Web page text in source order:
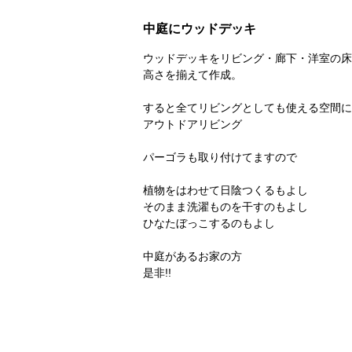
中庭にウッドデッキ
ウッドデッキをリビング・廊下・洋室の
高さを揃えて作成。
すると全てリビングとしても使える空間
アウトドアリビング
パーゴラも取り付けてますので
植物をはわせて日陰つくるもよし
そのまま洗濯ものを干すのもよし
ひなたぼっこするのもよし
中庭があるお家の方
是非!!